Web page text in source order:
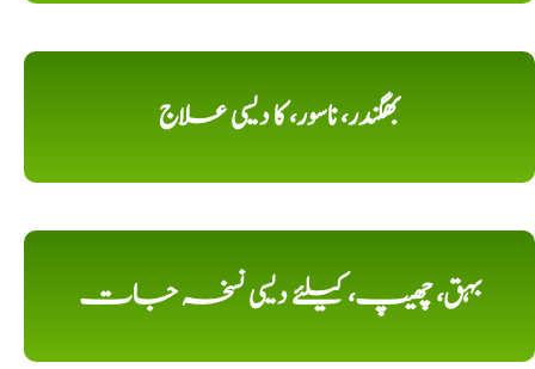
بھگندر، ناسور، کا دیسی علاج
بہق، چھیپ، کیلئے دیسی نسخہ جات